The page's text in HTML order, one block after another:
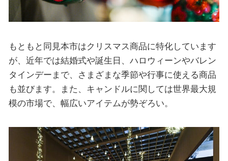
もともと同見本市はクリスマス商品に特化しています
が、近年では結婚式や誕生日、ハロウィーンやバレン
タインデーまで、さまざまな季節や行事に使える商品
も並びます。また、キャンドルに関しては世界最大規
模の市場で、幅広いアイテムが勢ぞろい。